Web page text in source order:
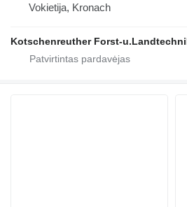
Vokietija, Kronach
Kotschenreuther Forst-